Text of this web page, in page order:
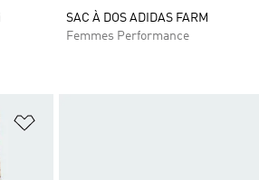
SAC À DOS ADIDAS FARM
Femmes Performance